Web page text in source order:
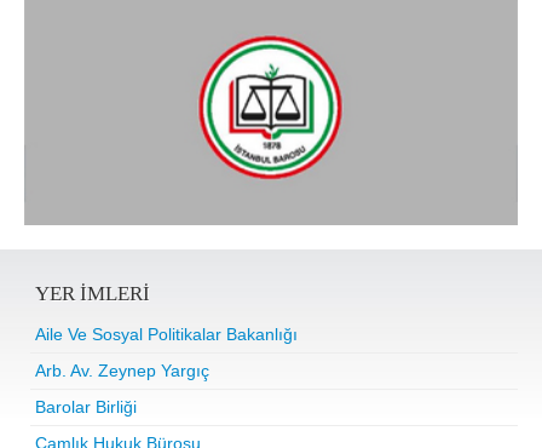
YER IMLERI
Aile Ve Sosyal Politikalar Bakanlığı
Arb. Av. Zeynep Yargıç
Barolar Birliği
Çamlık Hukuk Bürosu